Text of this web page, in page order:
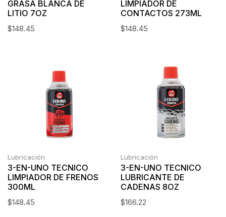
GRASA BLANCA DE
LITIO 7OZ
$148.45
LIMPIADOR DE
CONTACTOS 273ML
$148.45
Lubricación
3-EN-UNO TECNICO
LIMPIADOR DE FRENOS
300ML
$148.45
Lubricación
3-EN-UNO TECNICO
LUBRICANTE DE
CADENAS 8OZ
$166.22